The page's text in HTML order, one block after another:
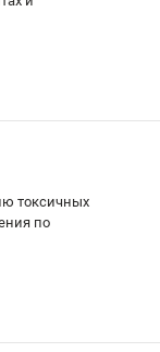
токсичных
по